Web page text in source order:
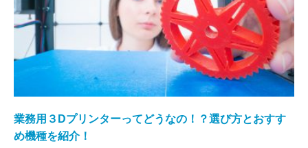
業務用３Dプリンターってどうなの！？選び方とおすす
め機種を紹介！